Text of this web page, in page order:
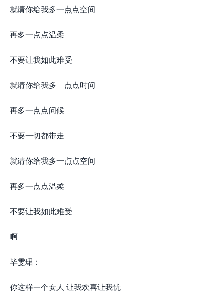
就请你给我多一点点空间
再多一点点温柔
不要让我如此难受
就请你给我多一点点时间
再多一点点问候
不要一切都带走
就请你给我多一点点空间
再多一点点温柔
不要让我如此难受
啊
毕雯珺：
你这样一个女人 让我欢喜让我忧